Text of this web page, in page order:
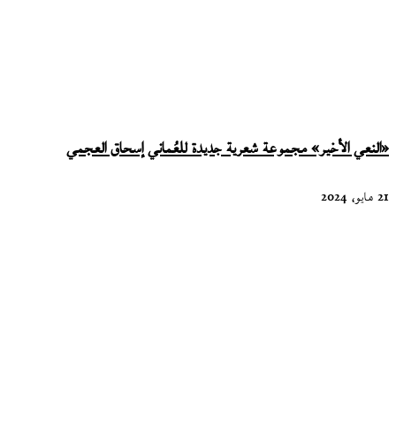
«النعي الأخير» مجموعة شعرية جديدة للعُماني إسحاق العجمي
21 مايو، 2024